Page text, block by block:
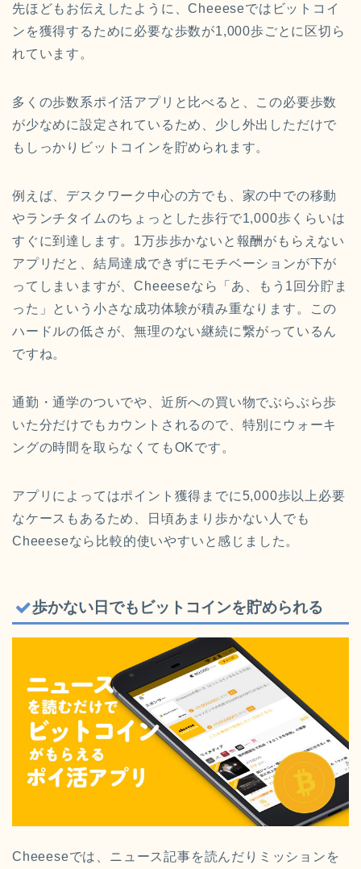
先ほどもお伝えしたように、Cheeeseではビットコイ
ンを獲得するために必要な歩数が1,000歩ごとに区切ら
れています。
多くの歩数系ポイ活アプリと比べると、この必要歩数
が少なめに設定されているため、少し外出しただけで
もしっかりビットコインを貯められます。
例えば、デスクワーク中心の方でも、家の中での移動
やランチタイムのちょっとした歩行で1,000歩くらいは
すぐに到達します。1万歩歩かないと報酬がもらえない
アプリだと、結局達成できずにモチベーションが下が
ってしまいますが、Cheeeseなら「あ、もう1回分貯ま
った」という小さな成功体験が積み重なります。この
ハードルの低さが、無理のない継続に繋がっているん
ですね。
通勤・通学のついでや、近所への買い物でぶらぶら歩
いた分だけでもカウントされるので、特別にウォーキ
ングの時間を取らなくてもOKです。
アプリによってはポイント獲得までに5,000歩以上必要
なケースもあるため、日頃あまり歩かない人でも
Cheeeseなら比較的使いやすいと感じました。
歩かない日でもビットコインを貯められる
Cheeeseでは、ニュース記事を読んだりミッションを